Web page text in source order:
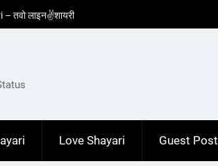
तवो लाइन✌️शायरी
– लव😓लाइन्स इन हिंदी
– लव🥳पोएट्री इन हिंदी
– १ लाइन☝️शायरी इन
Love Shayari Guest Post